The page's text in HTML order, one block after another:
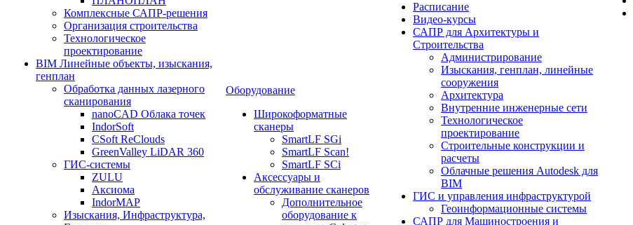
Комплексные САПР-решения
Организация строительства
Технологическое
проектирование
BIM Линейные объекты, изыскания,
генплан
Обработка данных лазерного
сканирования
nanoCAD Облака точек
IndorSoft
CSoft ReClouds
GreenValley LiDAR 360
ГИС-системы
ZULU
Аксиома
IndorMAP
Изыскания, Инфраструктура,
Оборудование
Широкоформатные
сканеры
SmartLF SGi
SmartLF Scan!
SmartLF SCi
Аксессуары и
обслуживание сканеров
Дополнительное
оборудование к
Расписание
Видео-курсы
САПР для Архитектуры и
Строительства
Администрирование
Изыскания, генплан, линейные
сооружения
Архитектура
Внутренние инженерные сети
Технологическое
проектирование
Строительные конструкции и
расчеты
Облачные решения Autodesk для
BIM
ГИС и управления инфраструктурой
Геоинформационные системы
САПР для Машиностроения и